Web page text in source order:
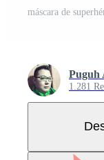
máscara de
Puguh
1.281